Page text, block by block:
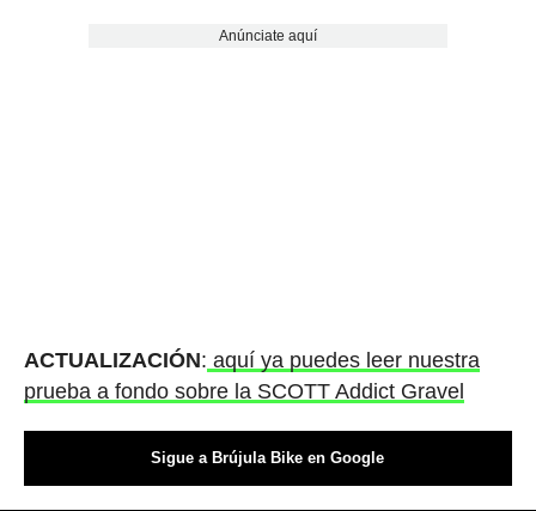
Anúnciate aquí
ACTUALIZACIÓN: aquí ya puedes leer nuestra
prueba a fondo sobre la SCOTT Addict Gravel
Sigue a Brújula Bike en Google